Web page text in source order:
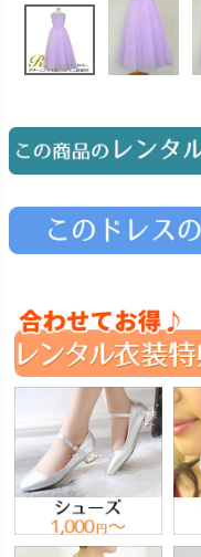
Photography
Angel's Photo Studio
予約 Web または お電話
特典 ヘアメイク・着付け